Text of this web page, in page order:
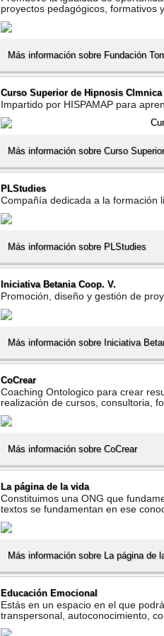
proyectos pedagógicos, formativos
Más información sobre Fundación
Curso Superior de Hipnosis
Impartido por HISPAMAP para
Más información sobre Curso
PLStudies
Compañí­a dedicada a la formación
Más información sobre PLStudies
Iniciativa Betania Coop. V.
Promoción, diseño y gestión de
Más información sobre Iniciativa
CoCrear
Coaching Ontologico para crear
realización de cursos, consultoria,
Más información sobre CoCrear
La página de la vida
Constituimos una ONG que
textos se fundamentan en ese
Más información sobre La página de
Educación Emocional
Estás en un espacio en el que
transpersonal, autoconocimiento,